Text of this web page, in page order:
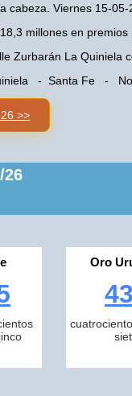
cabeza. Viernes 15-05-
millones en
Zurbarán La Quiniela
- Santa Fe -
>>
Oro